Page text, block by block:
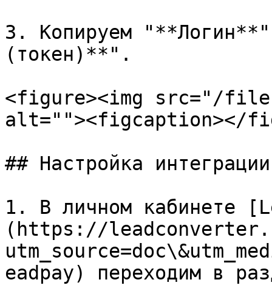
3. Копируем
(токен)**".
<figure><img src="/
alt=""><figcaption></
## Настройка
1. В личном кабинете
(https://
eadpay) переходим в